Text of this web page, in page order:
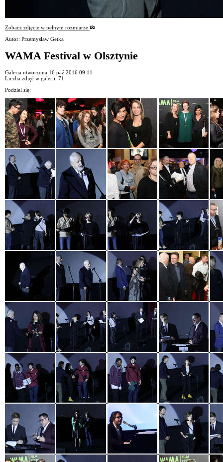
Zobacz zdjęcie w pełnym rozmiarze
Autor: Przemysław Getka
WAMA Festival w Olsztynie
Galeria utworzona 16 paź 2016 09:11
Liczba zdjęć w galerii: 71
Podziel się: